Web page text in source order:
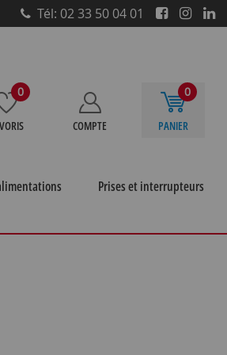
Tél: 02 33 50 04 01
0
COMPTE
0
PANIER
Prises et interrupteurs